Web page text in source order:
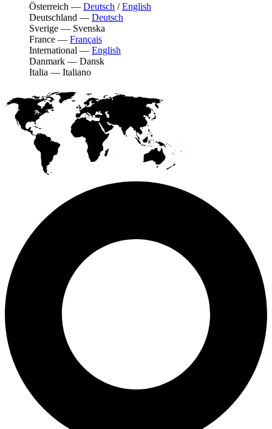
Österreich — Deutsch /English
Deutschland — Deutsch
Sverige — Svenska
France — Français
International — English
Danmark — Dansk
Italia — Italiano